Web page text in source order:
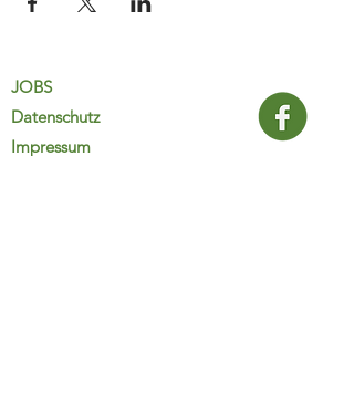
JOBS
Datenschutz
Impressum